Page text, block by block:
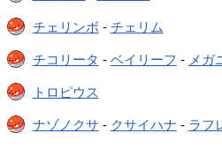
チェリンボ - チェリム
チコリータ - ベイリーフ - メガ
トロピウス
ナゾノクサ - クサイハナ - ラフ